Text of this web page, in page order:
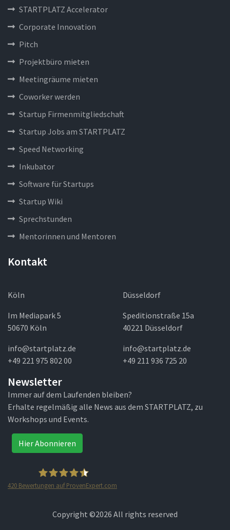
STARTPLATZ Accelerator
Corporate Innovation
Pitch
Projektbüro mieten
Meetingräume mieten
Coworker werden
Startup Firmenmitgliedschaft
Startup Jobs am STARTPLATZ
Speed Networking
Inkubator
Software für Startups
Startup Wiki
Sprechstunden
Mentorinnen und Mentoren
Kontakt
Köln
Im Mediapark 5
50670 Köln
info@startplatz.de
+49 221 975 802 00
Düsseldorf
Speditionstraße 15a
40221 Düsseldorf
info@startplatz.de
+49 211 936 725 20
Newsletter
Immer auf dem Laufenden bleiben?
Erhalte regelmäßig alle News aus dem STARTPLATZ, zu
Workshops und Events.
Hier Abonnieren
420 Bewertungen auf ProvenExpert.com
Copyright ©2026 All rights reserved